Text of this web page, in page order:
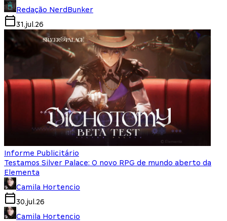
Redação NerdBunker
31.jul.26
Informe Publicitário
Testamos Silver Palace: O novo RPG de mundo aberto da
Elementa
Camila Hortencio
30.jul.26
Camila Hortencio